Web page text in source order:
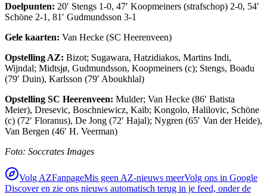
Doelpunten: 20′ Stengs 1-0, 47′ Koopmeiners (strafschop) 2-0, 54′
Schöne 2-1, 81′ Gudmundsson 3-1
Gele kaarten: Van Hecke (SC Heerenveen)
Opstelling AZ: Bizot; Sugawara, Hatzidiakos, Martins Indi,
Wijndal; Midtsjø, Gudmundsson, Koopmeiners (c); Stengs, Boadu
(79′ Duin), Karlsson (79′ Aboukhlal)
Opstelling SC Heerenveen: Mulder; Van Hecke (86′ Batista
Meier), Dresevic, Boschniewicz, Kaib; Kongolo, Halilovic, Schöne
(c) (72′ Floranus), De Jong (72′ Hajal); Nygren (65′ Van der Heide),
Van Bergen (46′ H. Veerman)
Foto: Soccrates Images
Volg AZFanpageMis geen AZ-nieuws meerVolg ons in Google
Discover en zie ons nieuws automatisch terug in je feed, onder de